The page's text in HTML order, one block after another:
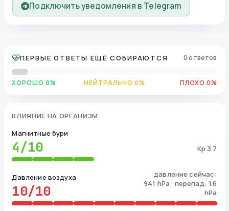
Подключить уведомления в Telegram
ПЕРВЫЕ ОТВЕТЫ ЕЩЁ СОБИРАЮТСЯ 0 ответов
ХОРОШО 0% НЕЙТРАЛЬНО 0% ПЛОХО 0%
ВЛИЯНИЕ НА ОРГАНИЗМ
Магнитные бури
4/10 Kp 3.7
Давление воздуха
10/10
давление сейчас:
941 hPa · перепад: 1.6
hPa